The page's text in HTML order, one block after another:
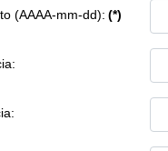
(AAAA-mm-dd): (*)